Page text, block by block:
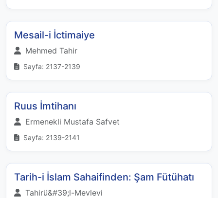
Mesail-i İctimaiye
Mehmed Tahir
Sayfa: 2137-2139
Ruus İmtihanı
Ermenekli Mustafa Safvet
Sayfa: 2139-2141
Tarih-i İslam Sahaifinden: Şam Fütühatı
Tahirü&#39;l-Mevlevi